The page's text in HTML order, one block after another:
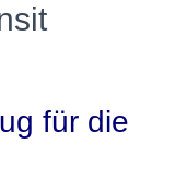
für die